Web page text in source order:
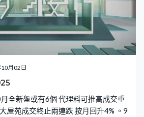
月02日
全新盤或有6個 代理料可推高成交重
屋苑成交終止兩連跌 按月回升4% 。9